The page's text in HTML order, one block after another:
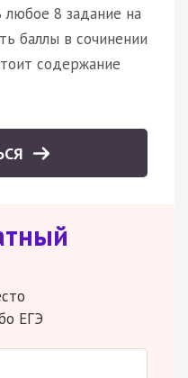
8 задание на
баллы в сочинении
содержание
ЕГЭ